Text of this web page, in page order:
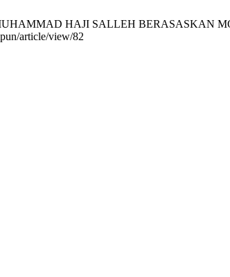
HAJI SALLEH BERASASKAN
article/view/82